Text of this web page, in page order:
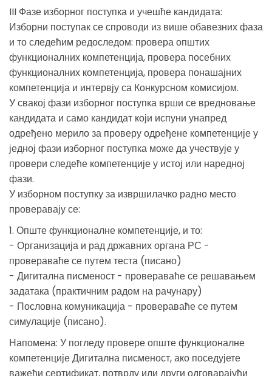
III Фазе изборног поступка и учешће кандидата:
Изборни поступак се спроводи из више обавезних фаза
и то следећим редоследом: провера општих
функционалних компетенција, провера посебних
функционалних компетенција, провера понашајних
компетенција и интервју са Конкурсном комисијом.
У свакој фази изборног поступка врши се вредновање
кандидата и само кандидат који испуни унапред
одређено мерило за проверу одређене компетенције у
једној фази изборног поступка може да учествује у
провери следеће компетенције у истој или наредној
фази.
У изборном поступку за извршилачко радно место
проверавају се:
1. Опште функционалне компетенције, и то:
- Организација и рад државних органа РС -
провераваће се путем теста (писано)
- Дигитална писменост - провераваће се решавањем
задатака (практичним радом на рачунару)
- Пословна комуникација - провераваће се путем
симулације (писано).
Напомена: У погледу провере опште функционалне
компетенције Дигитална писменост, ако поседујете
важећи сертификат, потврду или други одговарајући